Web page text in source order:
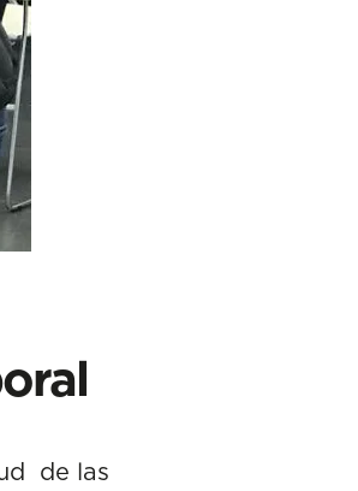
de las